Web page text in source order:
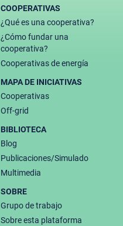
COOPERATIVAS
¿Qué es una cooperativa?
¿Cómo fundar una
cooperativa?
Cooperativas de energía
MAPA DE INICIATIVAS
Cooperativas
Off-grid
BIBLIOTECA
Blog
Publicaciones/Simulado
Multimedia
SOBRE
Grupo de trabajo
Sobre esta plataforma